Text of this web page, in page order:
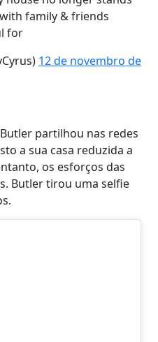
family & friends
for
12 de novembro de
partilhou nas redes
a sua casa reduzida a
os esforços das
Butler tirou uma selfie